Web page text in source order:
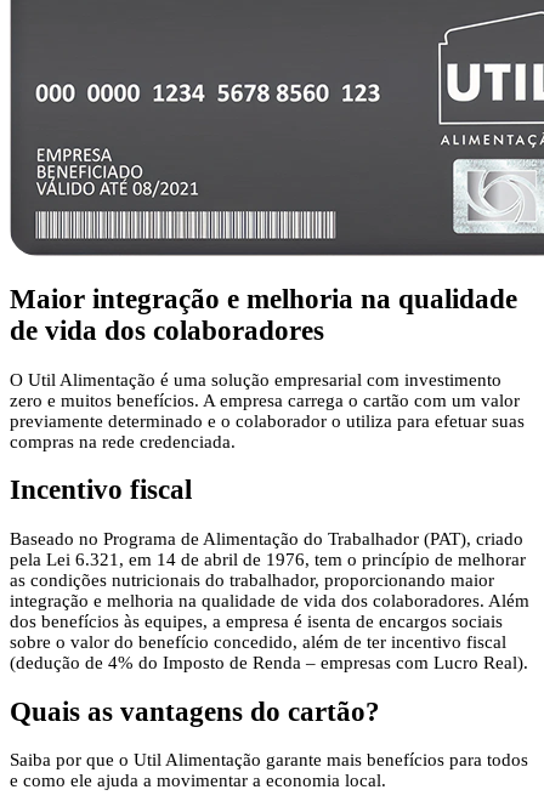
Maior integração e melhoria na qualidade
de vida dos colaboradores
O Util Alimentação é uma solução empresarial com investimento
zero e muitos benefícios. A empresa carrega o cartão com um valor
previamente determinado e o colaborador o utiliza para efetuar suas
compras na rede credenciada.
Incentivo fiscal
Baseado no Programa de Alimentação do Trabalhador (PAT), criado
pela Lei 6.321, em 14 de abril de 1976, tem o princípio de melhorar
as condições nutricionais do trabalhador, proporcionando maior
integração e melhoria na qualidade de vida dos colaboradores. Além
dos benefícios às equipes, a empresa é isenta de encargos sociais
sobre o valor do benefício concedido, além de ter incentivo fiscal
(dedução de 4% do Imposto de Renda – empresas com Lucro Real).
Quais as vantagens do cartão?
Saiba por que o Util Alimentação garante mais benefícios para todos
e como ele ajuda a movimentar a economia local.